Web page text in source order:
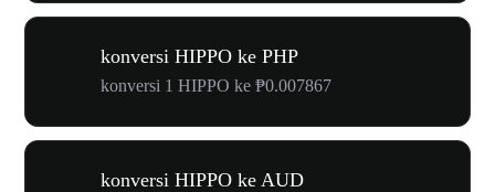
konversi HIPPO ke PHP
konversi 1 HIPPO ke ₱0.007867
konversi HIPPO ke AUD